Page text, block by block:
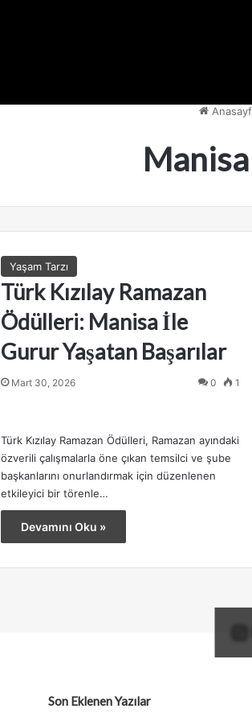
Yaşam Tarzı
Türk Kızılay Ramazan
Ödülleri: Manisa İle
Gurur Yaşatan Başarılar
Mart 30, 2026 0 1
Türk Kızılay Ramazan Ödülleri, Ramazan ayındaki
özverili çalışmalarla öne çıkan temsilci ve şube
başkanlarını onurlandırmak için düzenlenen
etkileyici bir törenle…
Devamını Oku »
Son Eklenen Yazılar